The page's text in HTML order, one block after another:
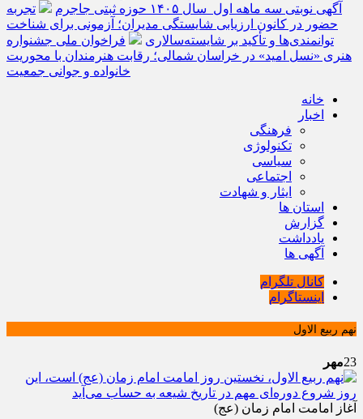
آگهی نوبتی سه ماهه اول سال ۱۴۰۵ حوزه ثبتی جاجرم
تجربه
حضور در کانون ارزیابی شایستگی مدیران؛ آزمونی برای شناخت
توانمندی‌ها و تأکید بر شایسته‌سالاری
فراخوان ملی جشنواره
هنری «نسل امید» در خراسان شمالی؛ رقابت هنرمندان با محوریت
خانواده و جوانی جمعیت
خانه
اخبار
فرهنگی
تکنولوژی
سیاسی
اجتماعی
ایثار و شهادت
استان ها
گزارش
یادداشت
آگهی ها
کانال تلگرام
اینستاگرام
نهم ربیع الاول
23مهر
آغاز امامت امام زمان (عج)